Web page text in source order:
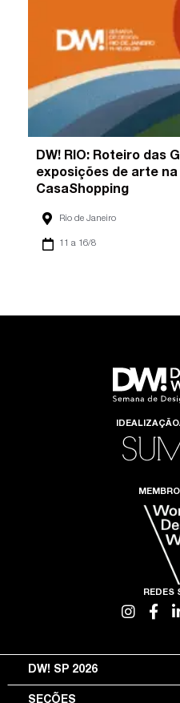
DW! RIO: Roteiro das
exposições de arte
CasaShopping
Rio de Janeiro
11 a 16/8
REDES
DW! SP 2026
SEÇÕES